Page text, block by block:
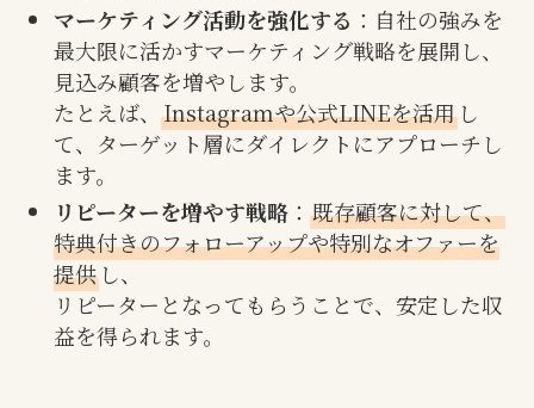
マーケティング活動を強化する ：自社の強みを
最大限に活かすマーケティング戦略を展開し、
見込み顧客を増やします。
たとえば、 Instagramや公式LINEを活用し
て、ターゲット層にダイレクトにアプローチし
ます。
リピーターを増やす戦略： 既存顧客に対して、
特典付きのフォローアップや特別なオファーを
提供し、
リピーターとなってもらうことで、安定した収
益を得られます。